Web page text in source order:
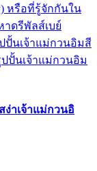
) หรือที่รู้จักกันใน
ดรีพัลส์เบย์
ปปั้นเจ้าแม่กวนอิมสี
ปั้นเจ้าแม่กวนอิม
ง่าเจ้าแม่กวนอิ